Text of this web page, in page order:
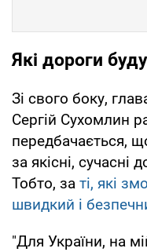
Які дороги
Зі свого боку,
Сергій Сухомлин
передбачається,
за якісні, сучасні
Тобто, за ті, які
швидкий і
"Для України, на